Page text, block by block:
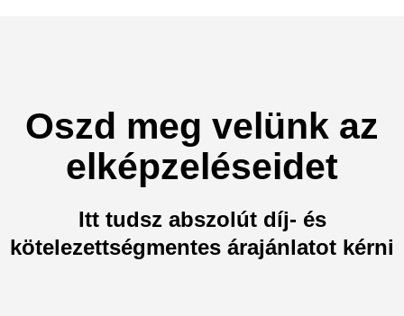
Oszd meg velünk az
elképzeléseidet
Itt tudsz abszolút díj- és
kötelezettségmentes árajánlatot kérni